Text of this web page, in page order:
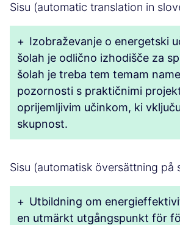
Sisu (automatic translation in
+ Izobraževanje o energetski
šolah je odlično izhodišče za
šolah je treba tem temam
pozornosti s praktičnimi
oprijemljivim učinkom, ki
skupnost.
Sisu (automatisk översättning på
+ Utbildning om
en utmärkt utgångspunkt för